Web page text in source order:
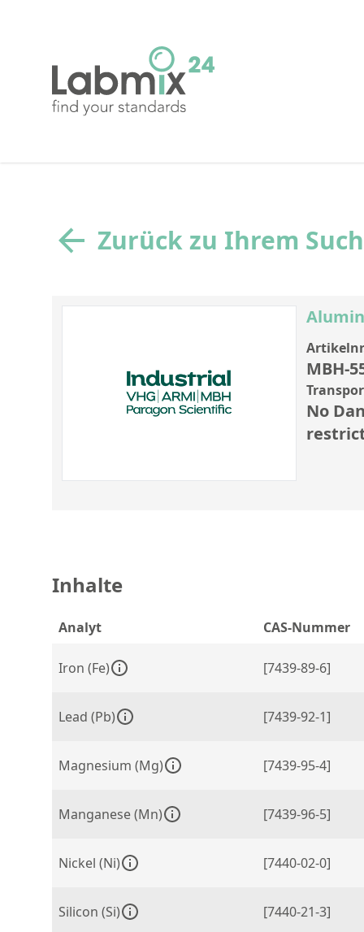
Zurück zu Ihrem
MBH-
No
Inhalte
Analyt CAS-Nummer
Iron (Fe) [7439-89-6]
Lead (Pb) [7439-92-1]
Magnesium (Mg) [7439-95-4]
Manganese (Mn) [7439-96-5]
Nickel (Ni) [7440-02-0]
Silicon (Si) [7440-21-3]